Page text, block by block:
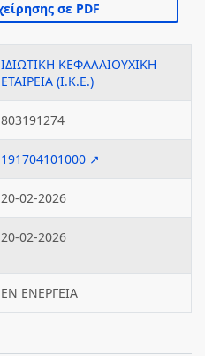
ΙΔΙΩΤΙΚΗ ΚΕΦΑΛΑΙΟΥΧΙΚΗ
ΕΤΑΙΡΕΙΑ (Ι.Κ.Ε.)
803191274
191704101000 ↗
20-02-2026
20-02-2026
ΕΝ ΕΝΕΡΓΕΙΑ